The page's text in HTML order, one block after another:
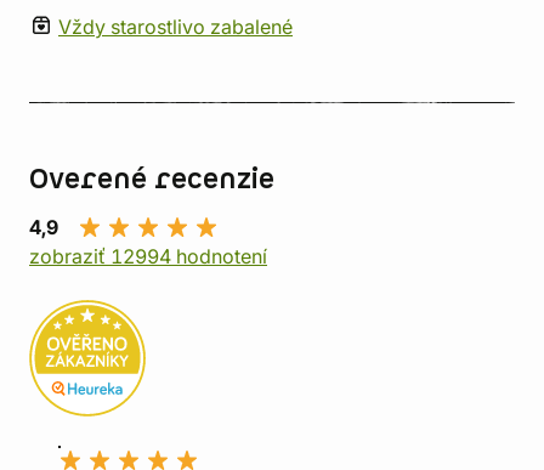
Vždy starostlivo zabalené
Overené recenzie
4,9
zobraziť 12994 hodnotení